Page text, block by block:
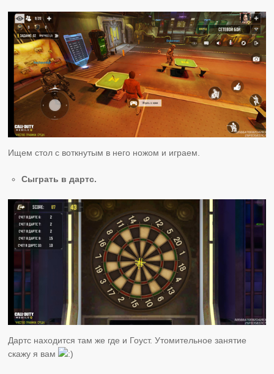
Ищем стол с воткнутым в него ножом и играем.
Сыграть в дартс.
Дартс находится там же где и Гоуст. Утомительное занятие
скажу я вам